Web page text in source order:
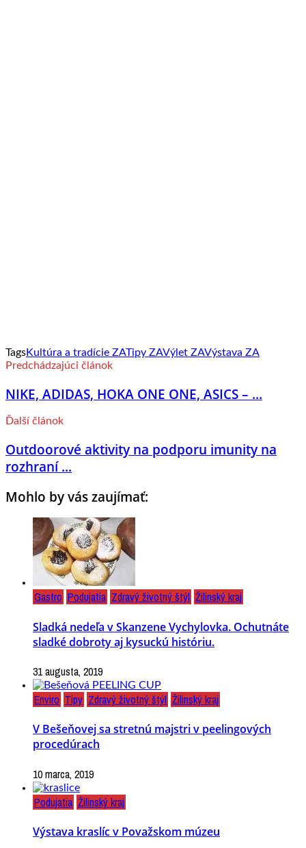
TagsKultúra a tradície ZATipy ZAVýlet ZAVýstava ZA
Predchádzajúci článok
NIKE, ADIDAS, HOKA ONE ONE, ASICS – ...
Ďalší článok
Outdoorové aktivity na podporu imunity na
rozhraní ...
Mohlo by vás zaujímať:
Gastro Podujatia Zdravý životný štýl Žilinský kraj
Sladká nedeľa v Skanzene Vychylovka. Ochutnáte
sladké dobroty aj kysuckú históriu.
31 augusta, 2019
Enviro Tipy Zdravý životný štýl Žilinský kraj
V Bešeňovej sa stretnú majstri v peelingových
procedúrach
10 marca, 2019
Podujatia Žilinský kraj
Výstava kraslíc v Považskom múzeu